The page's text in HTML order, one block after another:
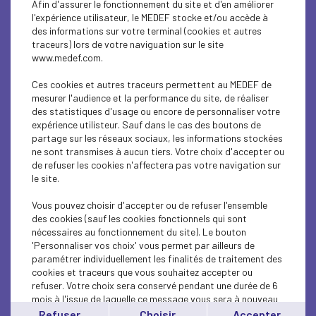
ECONOMY
ECONOMY
RESEARCH/INNOVATION
INTERNATIONAL - EUROPE
RESEARCH/INNOVATION
RESEARCH/INNOVATION
RESEARCH/INNOVATION
RESEARCH/INNOVATION
INTERNATIONAL - EUROPE
Afin d'assurer le fonctionnement du site et d'en améliorer
l'expérience utilisateur, le MEDEF stocke et/ou accède à
des informations sur votre terminal (cookies et autres
traceurs) lors de votre naviguation sur le site
www.medef.com.
Ces cookies et autres traceurs permettent au MEDEF de
mesurer l'audience et la performance du site, de réaliser
des statistiques d'usage ou encore de personnaliser votre
expérience utilisteur. Sauf dans le cas des boutons de
partage sur les réseaux sociaux, les informations stockées
ne sont transmises à aucun tiers. Votre choix d'accepter ou
de refuser les cookies n'affectera pas votre navigation sur
le site.
Vous pouvez choisir d'accepter ou de refuser l'ensemble
des cookies (sauf les cookies fonctionnels qui sont
nécessaires au fonctionnement du site). Le bouton
'Personnaliser vos choix' vous permet par ailleurs de
paramétrer individuellement les finalités de traitement des
cookies et traceurs que vous souhaitez accepter ou
refuser. Votre choix sera conservé pendant une durée de 6
mois à l'issue de laquelle ce message vous sera à nouveau
affiché..